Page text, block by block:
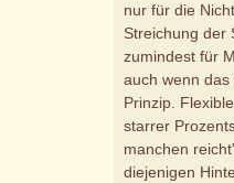
nur für die
Streichung der
zumindest für
auch wenn
Prinzip.
starrer
manchen
diejenigen